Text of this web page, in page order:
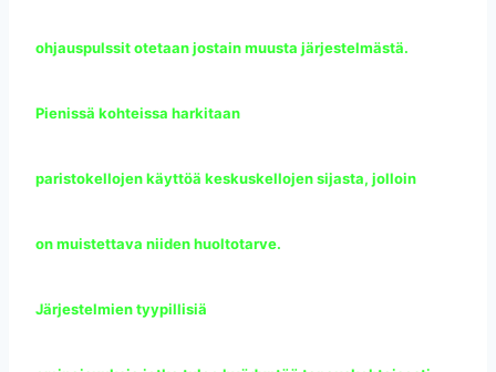
ohjauspulssit otetaan jostain muusta järjestelmästä.
Pienissä kohteissa harkitaan
paristokellojen käyttöä keskuskellojen sijasta, jolloin
on muistettava niiden huoltotarve.
Järjestelmien tyypillisiä